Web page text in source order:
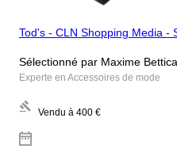
Tod's - CLN Shopping Media -
Sélectionné par Maxime
Experte en Accessoires de mode
Vendu à 400 €